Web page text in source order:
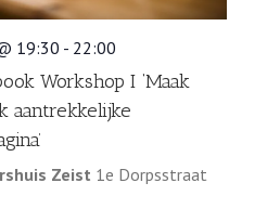
19:30 - 22:00
Workshop I ‘Maak
aantrekkelijke
Zeist 1e Dorpsstraat